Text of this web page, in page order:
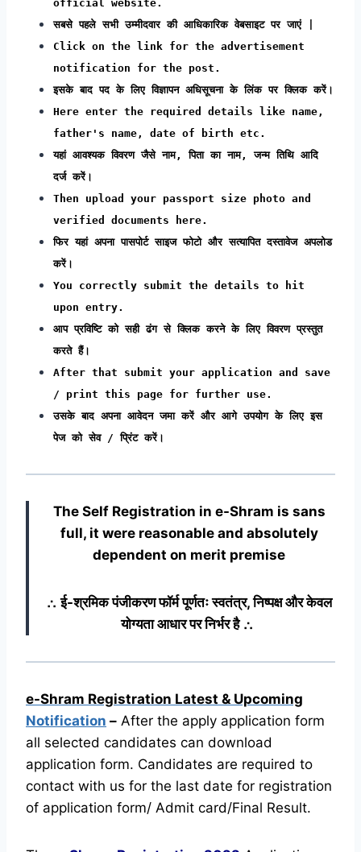
official website.
सबसे पहले सभी उम्मीदवार की आधिकारिक वेबसाइट पर जाएं |
Click on the link for the advertisement
notification for the post.
इसके बाद पद के लिए विज्ञापन अधिसूचना के लिंक पर क्लिक करें।
Here enter the required details like name,
father's name, date of birth etc.
यहां आवश्यक विवरण जैसे नाम, पिता का नाम, जन्म तिथि आदि
दर्ज करें।
Then upload your passport size photo and
verified documents here.
फिर यहां अपना पासपोर्ट साइज फोटो और सत्यापित दस्तावेज अपलोड
करें।
You correctly submit the details to hit
upon entry.
आप प्रविष्टि को सही ढंग से क्लिक करने के लिए विवरण प्रस्तुत
करते हैं।
After that submit your application and save
/ print this page for further use.
उसके बाद अपना आवेदन जमा करें और आगे उपयोग के लिए इस
पेज को सेव / प्रिंट करें।
The Self Registration in e-Shram is sans
full, it were reasonable and absolutely
dependent on merit premise
∴ ई-श्रमिक पंजीकरण फॉर्म पूर्णतः स्वतंत्र, निष्पक्ष और केवल
योग्यता आधार पर निर्भर है ∴
e-Shram Registration Latest & Upcoming
Notification – After the apply application form
all selected candidates can download
application form. Candidates are required to
contact with us for the last date for registration
of application form/ Admit card/Final Result.